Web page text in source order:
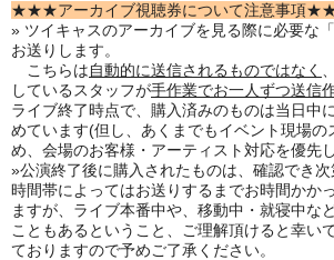
★★★アーカイブ視聴券について注意事項
» ツイキャスのアーカイブを見る際に必要な
お送りします。
こちらは自動的に送信されるものではなく
しているスタッフが手作業でお一人ずつ送信
ライブ終了時点で、購入済みのものは当日中
めています(但し、あくまでもイベント現場の
め、会場のお客様・アーティスト対応を優先
»公演終了後に購入されたものは、確認でき次
時間帯によってはお送りするまでお時間かか
ますが、ライブ本番中や、移動中・就寝中な
こともあるということ、ご理解頂けると幸い
ておりますので予めご了承ください。